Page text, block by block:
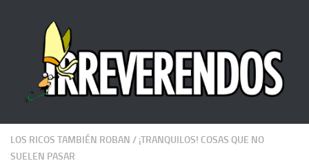
LOS RICOS TAMBIÉN ROBAN / ¡TRANQUILOS! COSAS QUE NO
SUELEN PASAR